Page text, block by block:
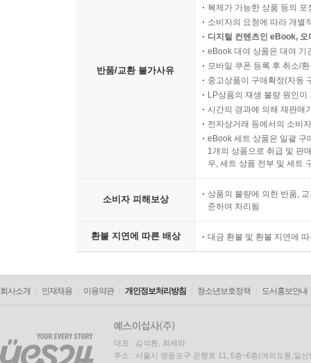
반품/교환 불가사유
복제가 가능한 상품 등의
소비자의 요청에 따라 개별
디지털 컨텐츠인 eBook,
eBook 대여 상품은 대여 기
모바일 쿠폰 등록 후 취소/
중고상품이 구매확정(자동
LP상품의 재생 불량 원인
시간의 경과에 의해 재판매
전자상거래 등에서의 소비
eBook 세트 상품은 일괄 구
1개의 상품으로 취급 및 판
우, 세트 상품 전부 및 세트
소비자 피해보상
상품의 불량에 의한 반품,
준하여 처리됨
환불 지연에 따른 배상 대금 환불 및 환불 지연에
회사소개 인재채용 이용약관 개인정보처리방침 청소년보호정책 도서홍보안내
대표 : 김석환, 최세라
주소 : 서울시 영등포구 은행로 11, 5층~6층(여의도동,일신